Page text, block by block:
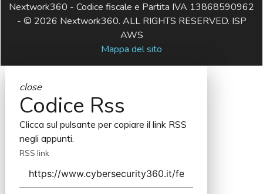
Nextwork360 - Codice fiscale e Partita IVA 13868590962
- © 2026 Nextwork360. ALL RIGHTS RESERVED. ISP
AWS
Mappa del sito
close
Codice Rss
Clicca sul pulsante per copiare il link RSS
negli appunti.
RSS link